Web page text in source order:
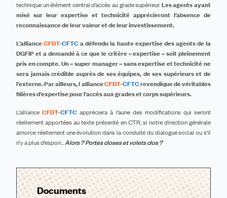
technique un élément central d’accès au grade supérieur.Les agents ayant
misé sur leur expertise et technicité apprécieront l’absence de
reconnaissance de leur valeur et de leur investissement.
L’allianceCFDT-CFTCa défendu la haute expertise des agents de la
DGFIP et a demandé à ce que le critère « expertise » soit pleinement
pris en compte. Un « super manager » sans expertise et technicité ne
sera jamais crédible auprès de ses équipes, de ses supérieurs et de
l’externe.Par ailleurs, l allianceCFDT-CFTCrevendique de véritables
filières d’expertise pour l’accès aux grades et corps supérieurs.
L’allianceCFDT-CFTC appréciera à l’aune des modifications qui seront
réellement apportées au texte présenté en CTR, si notre direction générale
amorce réellement une évolution dans la conduite du dialogue social ou s’il
n’y a plus d’espoir...Alors ? Portes closes et volets clos ?
Documents